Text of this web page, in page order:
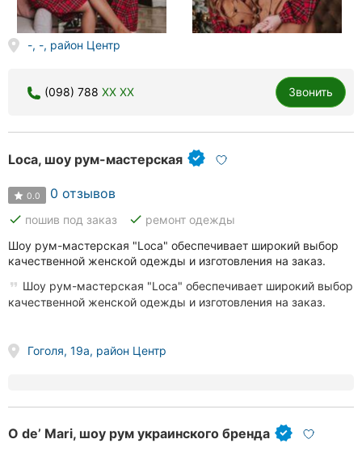
-, -, район Центр
(098) 788 XX XX Звонить
Loca, шоу рум-мастерская
0.0 0 отзывов
done пошив под заказ done ремонт одежды
Шоу рум-мастерская "Loca" обеспечивает широкий выбор
качественной женской одежды и изготовления на заказ.
Шоу рум-мастерская "Loca" обеспечивает широкий выбор
качественной женской одежды и изготовления на заказ.
Гоголя, 19а, район Центр
O de’ Mari, шоу рум украинского бренда